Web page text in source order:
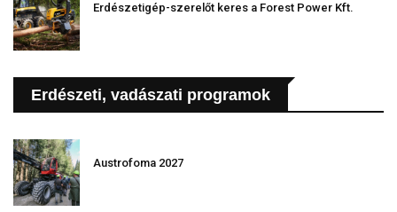
Erdészetigép-szerelőt keres a Forest Power Kft.
Erdészeti, vadászati programok
Austrofoma 2027